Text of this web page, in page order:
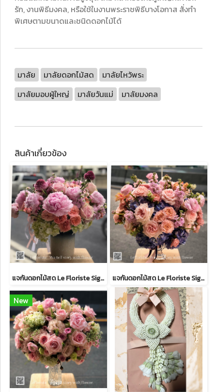
รัก, งานพิธีมงคล, หรือใช้ในงานพระราชพิธีบางโอกาส สั่งทำ
พิเศษตามขนาดและชนิดดอกไม้ได้
มาลัย มาลัยดอกไม้สด
มาลัยไหว้พระ
มาลัยมอบผู้ใหญ่
มาลัยวันแม่ มาลัยมงคล
สินค้าเกี่ยวข้อง
แจกันดอกไม้สด Le Floriste Signature Vases No.43 (พรีเมียม)I Peony Seasanal แจกันดอกไม้สด Le Floriste Signature Vases No. 37 (พรีเมียม)
New